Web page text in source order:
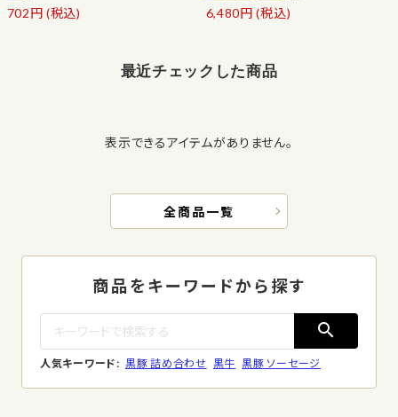
702 円(税込)
6,480円(税込)
最近チェックした商品
表示できるアイテムがありません。
全商品一覧
商品をキーワードから探す
search
人気キーワード: 黒豚 詰め合わせ 黒牛 黒豚 ソーセージ